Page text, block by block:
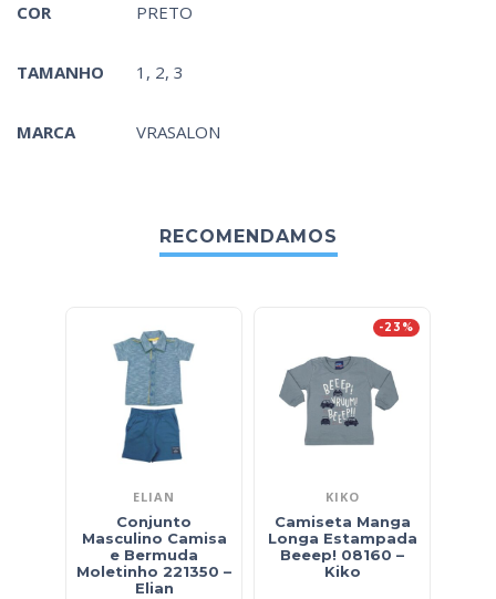
COR
PRETO
TAMANHO 1, 2, 3
MARCA VRASALON
RECOMENDAMOS
ELIAN
Conjunto
Masculino Camisa
e Bermuda
Moletinho 221350 –
Elian
-23%
KIKO
Camiseta Manga
Longa Estampada
Beeep! 08160 –
Kiko